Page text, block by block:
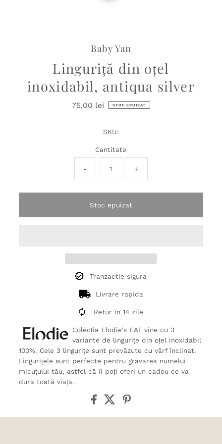
Baby Yan
Linguriță din oțel
inoxidabil, antiqua silver
Preț
75,00 lei STOC EPUIZAT
SKU:
Cantitate
- +
Stoc epuizat
Tranzactie sigura
Livrare rapida
Retur in 14 zile
Colecția Elodie's EAT vine cu 3
variante de lingurițe din oțel inoxidabil
100%. Cele 3 lingurițe sunt prevăzute cu vârf înclinat.
Lingurițele sunt perfecte pentru gravarea numelui
micuțului tău, astfel că îi poți oferi un cadou ce va
dura toată viața.